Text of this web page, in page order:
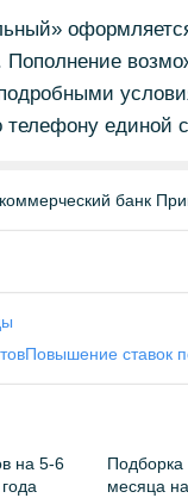
телефону единой
банк
Повышение ставок
на 5-6
Подборка
месяца